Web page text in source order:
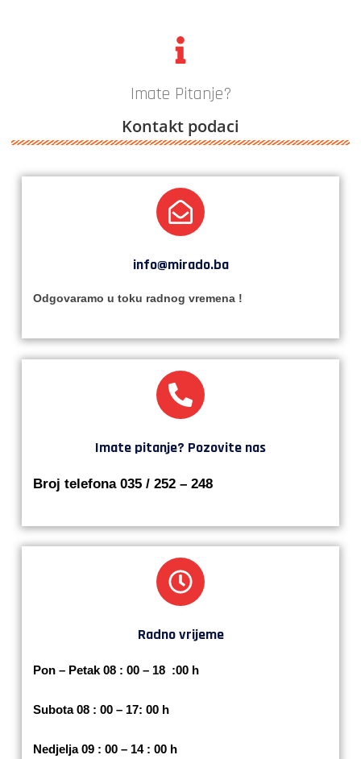
Imate Pitanje?
Kontakt podaci
info@mirado.ba
Odgovaramo u toku radnog vremena !
Imate pitanje? Pozovite nas
Broj telefona 035 / 252 – 248
Radno vrijeme
Pon – Petak 08 : 00 – 18 :00 h
Subota 08 : 00 – 17: 00 h
Nedjelja 09 : 00 – 14 : 00 h